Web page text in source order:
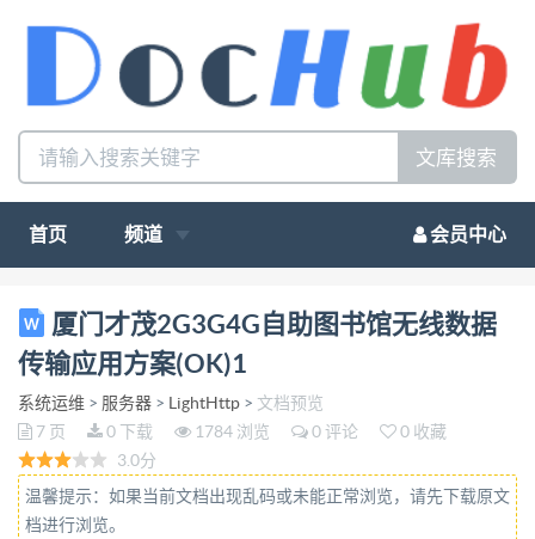
文库搜索
首页 频道 会员中心
厦门才茂通信科技有限公司 Xiamen Caimore
Communication Technology Co,.Ltd. 厦门才茂基于
2G/3G/4G DTU 数据传输技术的自助图书馆 应用方案
厦门才茂通信科技有限公司 厦门市软件园二期望海路
37 号楼 2 层 电话：0592-5902655 传真：0592-
5975885 邮政编码：36100 网址：www.caimore.com
www.caimore.com.cn Email:caimore@caimore.com
厦门才茂2G3G4G自助图书馆无线数据
传输应用方案(OK)1
系统运维 > 服务器 > LightHttp > 文档预览
7 页
0 下载 1784 浏览 0 评论
0 收藏
3.0分
温馨提示：如果当前文档出现乱码或未能正常浏览，请先下载原文
档进行浏览。